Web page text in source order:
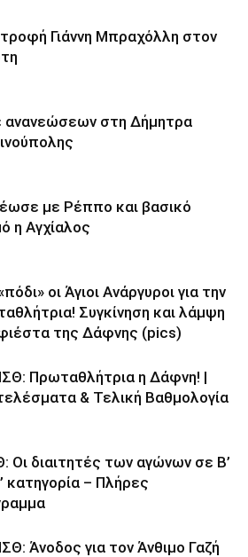
Γιάννη Μπραχόλλη στον
ανανεώσεων στη Δήμητρα
με Ρέππο και βασικό
η Αγχίαλος
οι Άγιοι Ανάργυροι για την
Συγκίνηση και λάμψη
της Δάφνης (pics)
Πρωταθλήτρια η Δάφνη! |
& Τελική Βαθμολογία
Οι διαιτητές των αγώνων σε Β’
κατηγορία – Πλήρες
Άνοδος για τον Άνθιμο Γαζή